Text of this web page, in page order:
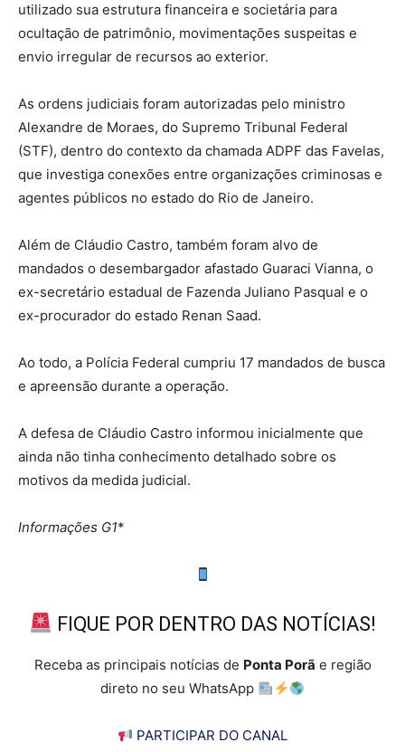
utilizado sua estrutura financeira e societária para
ocultação de patrimônio, movimentações suspeitas e
envio irregular de recursos ao exterior.
As ordens judiciais foram autorizadas pelo ministro
Alexandre de Moraes, do Supremo Tribunal Federal
(STF), dentro do contexto da chamada ADPF das Favelas,
que investiga conexões entre organizações criminosas e
agentes públicos no estado do Rio de Janeiro.
Além de Cláudio Castro, também foram alvo de
mandados o desembargador afastado Guaraci Vianna, o
ex-secretário estadual de Fazenda Juliano Pasqual e o
ex-procurador do estado Renan Saad.
Ao todo, a Polícia Federal cumpriu 17 mandados de busca
e apreensão durante a operação.
A defesa de Cláudio Castro informou inicialmente que
ainda não tinha conhecimento detalhado sobre os
motivos da medida judicial.
Informações G1*
FIQUE POR DENTRO DAS NOTÍCIAS!
Receba as principais notícias de Ponta Porã e região
direto no seu WhatsApp
PARTICIPAR DO CANAL